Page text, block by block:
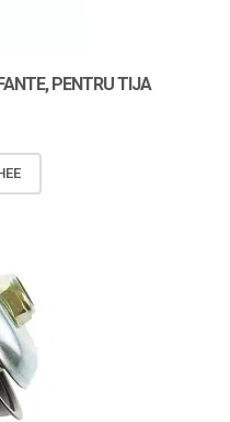
PENTRU TIJA